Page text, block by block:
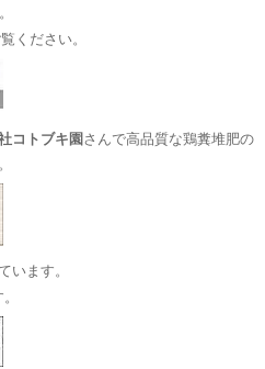
ください。
コトブキ園 さんで高品質な鶏糞堆肥の
います。